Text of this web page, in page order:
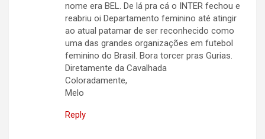
nome era BEL. De lá pra cá o INTER fechou e
reabriu oi Departamento feminino até atingir
ao atual patamar de ser reconhecido como
uma das grandes organizações em futebol
feminino do Brasil. Bora torcer pras Gurias.
Diretamente da Cavalhada
Coloradamente,
Melo
Reply